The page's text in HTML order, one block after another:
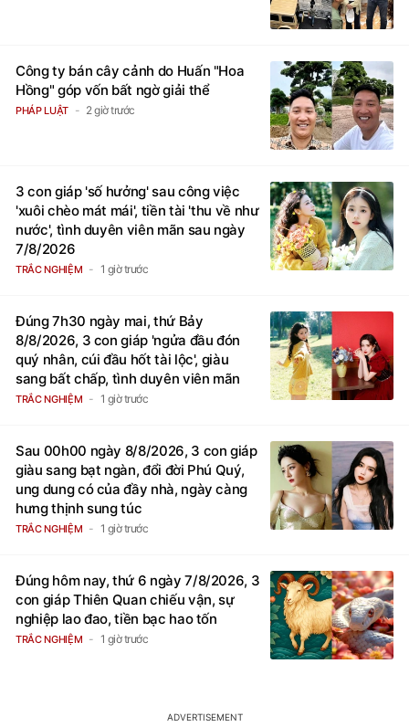
Công ty bán cây cảnh do Huấn "Hoa
Hồng" góp vốn bất ngờ giải thể
PHÁP LUẬT 2 giờ trước
3 con giáp 'số hưởng' sau công việc
'xuôi chèo mát mái', tiền tài 'thu về như
nước', tình duyên viên mãn sau ngày
7/8/2026
TRẮC NGHIỆM 1 giờ trước
Đúng 7h30 ngày mai, thứ Bảy
8/8/2026, 3 con giáp 'ngửa đầu đón
quý nhân, cúi đầu hốt tài lộc', giàu
sang bất chấp, tình duyên viên mãn
TRẮC NGHIỆM 1 giờ trước
Sau 00h00 ngày 8/8/2026, 3 con giáp
giàu sang bạt ngàn, đổi đời Phú Quý,
ung dung có của đầy nhà, ngày càng
hưng thịnh sung túc
TRẮC NGHIỆM 1 giờ trước
Đúng hôm nay, thứ 6 ngày 7/8/2026, 3
con giáp Thiên Quan chiếu vận, sự
nghiệp lao đao, tiền bạc hao tốn
TRẮC NGHIỆM 1 giờ trước